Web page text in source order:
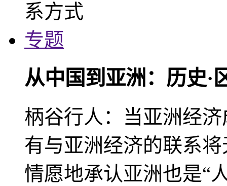
专题
从中国到亚洲：历史·
柄谷行人：当亚洲经
有与亚洲经济的联系
情愿地承认亚洲也是“